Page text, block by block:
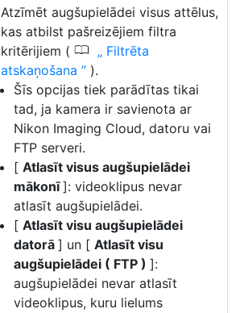
Atzīmēt augšupielādei visus attēlus,
kas atbilst pašreizējiem filtra
kritērijiem ( 0
Filtrēta
atskaņošana
).
Šīs opcijas tiek parādītas tikai
tad, ja kamera ir savienota ar
Nikon Imaging Cloud, datoru vai
FTP serveri.
[ Atlasīt visus augšupielādei
mākonī]: videoklipus nevar
atlasīt augšupielādei.
[ Atlasīt visu augšupielādei
datorā ] un [ Atlasīt visu
augšupielādei ( FTP ) ]:
augšupielādei nevar atlasīt
videoklipus, kuru lielums